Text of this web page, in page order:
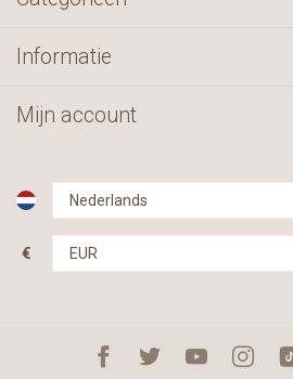
Informatie
Mijn account
€